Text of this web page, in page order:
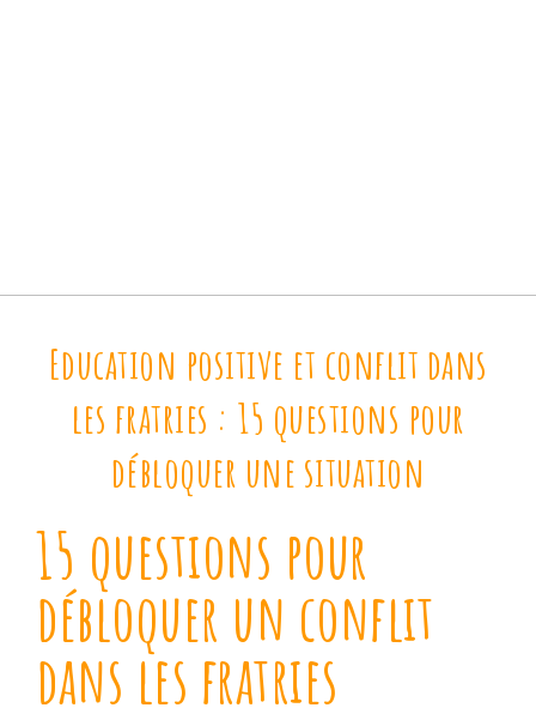
Education positive et conflit dans
les fratries : 15 questions pour
débloquer une situation
15 questions pour
débloquer un conflit
dans les fratries